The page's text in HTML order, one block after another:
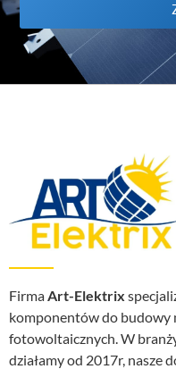
FirmaArt-Elektrix
komponentów do budowy
fotowoltaicznych. W
działamy od 2017r, nasze